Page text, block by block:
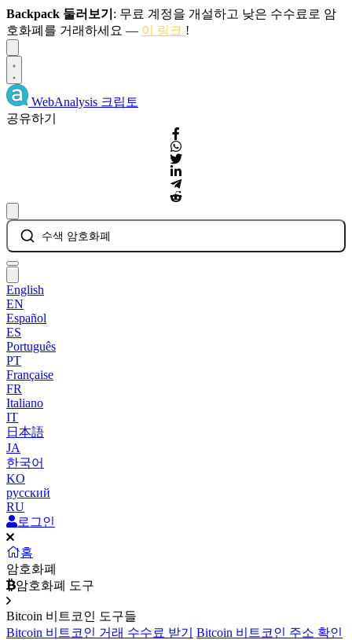
Backpack 둘러보기 : 무료 계정을 개설하고 낮은 수수료로 암
호화폐를 거래하세요 — 이 링크 !
WebAnalysis 크립토
공유하기
수색 암호화폐
English
EN
Español
ES
Português
PT
Française
FR
Italiano
IT
日本語
JA
한국어
KO
русский
RU
로그인
홈
암호화폐
암호화폐 도구
Bitcoin 비트코인 도구들
Bitcoin 비트코인 거래 수수료 받기
Bitcoin 비트코인 주소 확인